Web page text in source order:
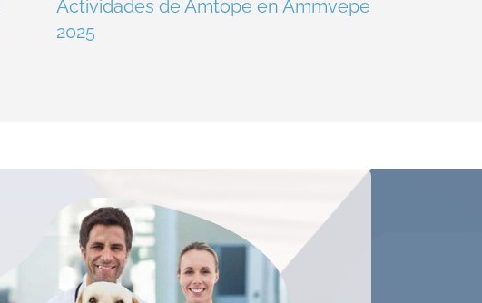
Actividades de Amtope en Ammvepe
2025